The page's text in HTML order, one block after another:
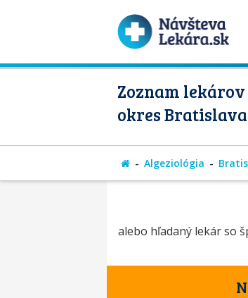
Zoznam
okres
Algeziológia
alebo hľadaný lekár so